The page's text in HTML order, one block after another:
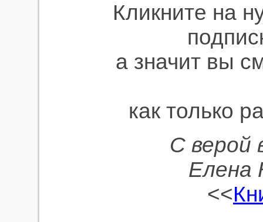
Кликните на
а значит вы
как только
С верой
Елена
<<